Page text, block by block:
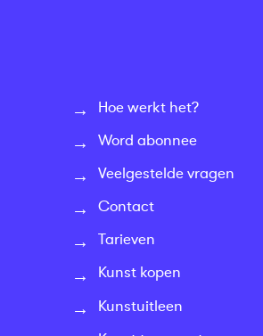
Hoe werkt het?
Word abonnee
Veelgestelde vragen
Contact
Tarieven
Kunst kopen
Kunstuitleen